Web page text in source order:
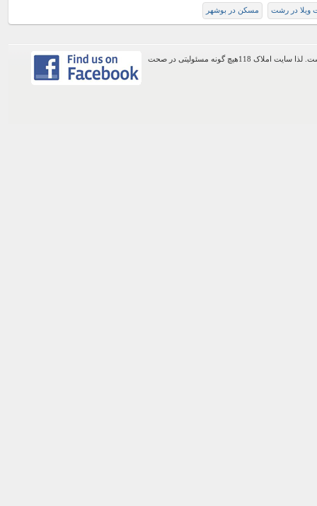
ویلا در رشت مسکن در بوشهر
اطلاعات موجود در این وب سایت از طریق کاربران عمومی سایت ثبت شده است. لذا سایت املاک 118هیچ گونه مسئولیتی در صحت